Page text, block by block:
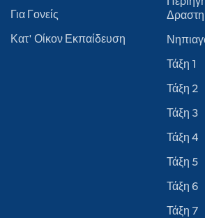
Για Γονείς
Κατ' Οίκον Εκπαίδευση
Τάξη 1
Τάξη 2
Τάξη 3
Τάξη 4
Τάξη 5
Τάξη 6
Τάξη 7